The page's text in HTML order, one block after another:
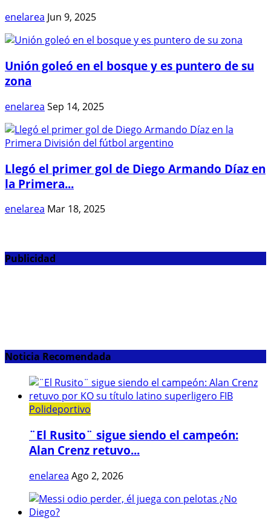
enelarea Jun 9, 2025
Unión goleó en el bosque y es puntero de su
zona
enelarea Sep 14, 2025
Llegó el primer gol de Diego Armando Díaz en
la Primera...
enelarea Mar 18, 2025
Publicidad
Noticia Recomendada
Polideportivo
¨El Rusito¨ sigue siendo el campeón:
Alan Crenz retuvo...
enelarea Ago 2, 2026